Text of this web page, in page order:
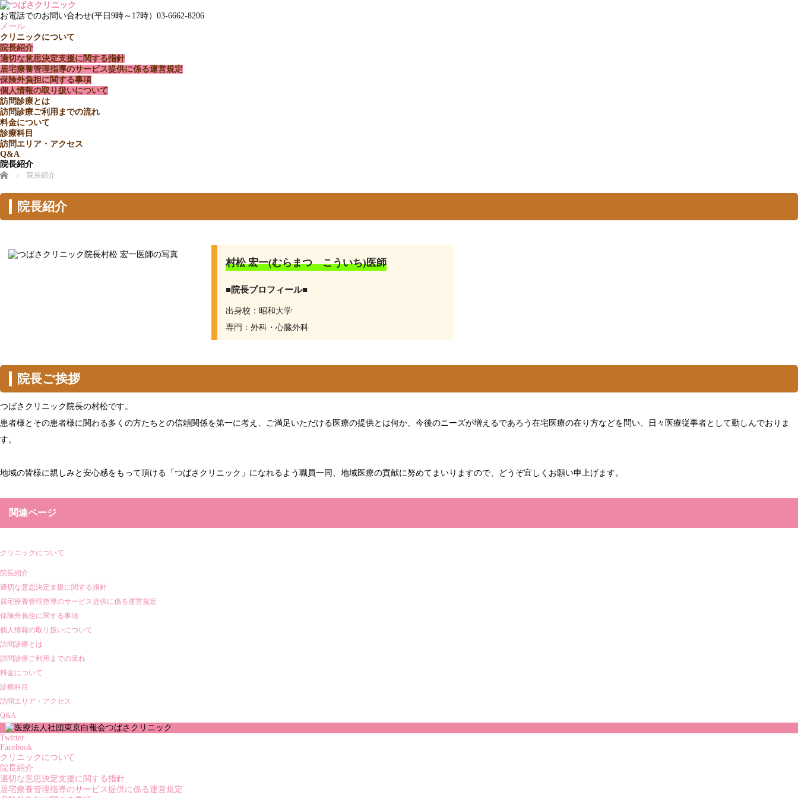
お電話でのお問い合わせ(平日9時～17時） 03-6662-8206
メール
クリニックについて
院長紹介
適切な意思決定支援に関する指針
居宅療養管理指導のサービス提供に係る運営規定
保険外負担に関する事項
個人情報の取り扱いについて
訪問診療とは
訪問診療ご利用までの流れ
料金について
診療科目
訪問エリア・アクセス
Q&A
院長紹介
ホーム 院長紹介
院長紹介
村松 宏一(むらまつ こういち)医師
■院長プロフィール■
出身校：昭和大学
専門：外科・心臓外科
院長ご挨拶
つばさクリニック院長の村松です。
患者様とその患者様に関わる多くの方たちとの信頼関係を第一に考え、ご満足いただける医療の提供とは何か、今後のニーズが増えるであろう在宅医療の在り方などを問い、日々医療従事者として勤しんでおりま
す。
地域の皆様に親しみと安心感をもって頂ける「つばさクリニック」になれるよう職員一同、地域医療の貢献に努めてまいりますので、どうぞ宜しくお願い申上げます。
関連ページ
クリニックについて
院長紹介
適切な意思決定支援に関する指針
居宅療養管理指導のサービス提供に係る運営規定
保険外負担に関する事項
個人情報の取り扱いについて
訪問診療とは
訪問診療ご利用までの流れ
料金について
診療科目
訪問エリア・アクセス
Q&A
Twitter
Facebook
クリニックについて
院長紹介
適切な意思決定支援に関する指針
居宅療養管理指導のサービス提供に係る運営規定